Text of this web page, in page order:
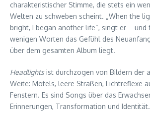
charakteristischer Stimme, die stets ein
Welten zu schweben scheint. „When the
bright, I began another life“, singt er – und
wenigen Worten das Gefühl des
über dem gesamten Album liegt.
Headlights ist durchzogen von Bildern der
Weite: Motels, leere Straßen, Lichtreflexe
Fenstern. Es sind Songs über das
Erinnerungen, Transformation und